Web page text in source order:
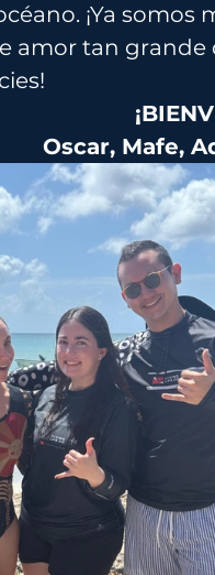
¡Ya somos
amor tan
Oscar, Mafe,